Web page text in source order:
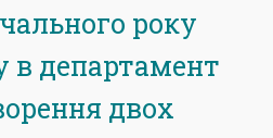
року
в департамент
двох